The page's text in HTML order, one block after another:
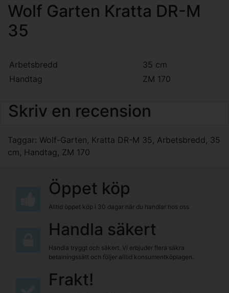
Wolf Garten Kratta DR-M
35
Arbetsbredd
35 cm
Handtag
ZM 170
Skriv en recension
Taggar: Wolf-Garten, Kratta DR-M 35, Arbetsbredd , 35
cm, Handtag , ZM 170
Öppet köp
Alltid öppet köp i 30 dagar när du handlar hos oss
Handla säkert
Handla tryggt och säkert. Vi erbjuder flera säkra
betalningssätt och följer alltid konsumentköplagen.
Frakt!